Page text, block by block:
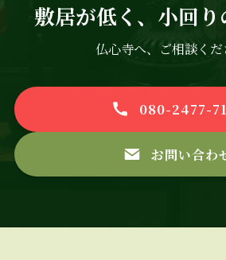
敷居が低く、小回
仏心寺へ、ご相談くだ
080-2477-
お問い合わ